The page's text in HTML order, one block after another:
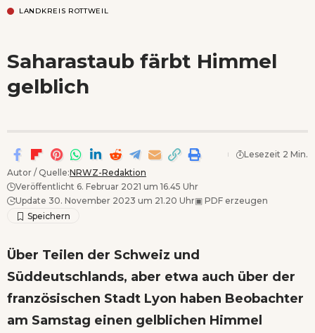
LANDKREIS ROTTWEIL
Saharastaub färbt Himmel
gelblich
Autor / Quelle:NRWZ-Redaktion
Veröffentlicht 6. Februar 2021 um 16.45 Uhr
Update 30. November 2023 um 21.20 Uhr▣ PDF erzeugen
Lesezeit 2 Min.
Über Teilen der Schweiz und
Süddeutschlands, aber etwa auch über der
französischen Stadt Lyon haben Beobachter
am Samstag einen gelblichen Himmel